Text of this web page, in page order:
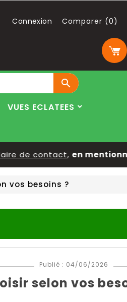
Connexion Comparer (0)

VUES ECLATEES
de contact,en
vos besoins ?
Publié : 04/06/2026
selon vos